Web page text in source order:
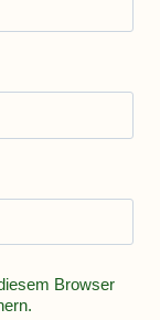
Browser